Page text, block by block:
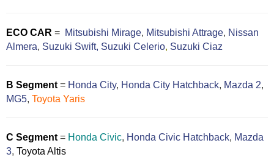
ECO CAR = Mitsubishi Mirage, Mitsubishi Attrage, Nissan
Almera, Suzuki Swift, Suzuki Celerio, Suzuki Ciaz
B Segment = Honda City, Honda City Hatchback, Mazda 2,
MG5, Toyota Yaris
C Segment = Honda Civic, Honda Civic Hatchback, Mazda
3, Toyota Altis